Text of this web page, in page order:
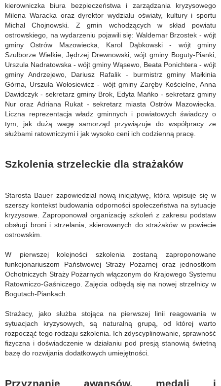
kierowniczka biura bezpieczeństwa i zarządzania kryzysowego
Milena Waracka oraz dyrektor wydziału oświaty, kultury i sportu
Michał Chojnowski. Z gmin wchodzących w skład powiatu
ostrowskiego, na wydarzeniu pojawili się: Waldemar Brzostek - wójt
gminy Ostrów Mazowiecka, Karol Dąbkowski - wójt gminy
Szulborze Wielkie, Jędrzej Drewnowski, wójt gminy Boguty-Pianki,
Urszula Nadratowska - wójt gminy Wąsewo, Beata Ponichtera - wójt
gminy Andrzejewo, Dariusz Rafalik - burmistrz gminy Małkinia
Górna, Urszula Wołosiewicz - wójt gminy Zaręby Kościelne, Anna
Dawidczyk - sekretarz gminy Brok, Edyta Mańko - sekretarz gminy
Nur oraz Adriana Rukat - sekretarz miasta Ostrów Mazowiecka.
Liczna reprezentacja władz gminnych i powiatowych świadczy o
tym, jak dużą wagę samorząd przywiązuje do współpracy ze
służbami ratowniczymi i jak wysoko ceni ich codzienną pracę.
Szkolenia strzeleckie dla strażaków
Starosta Bauer zapowiedział nową inicjatywę, która wpisuje się w
szerszy kontekst budowania odporności społeczeństwa na sytuacje
kryzysowe. Zaproponował organizację szkoleń z zakresu podstaw
obsługi broni i strzelania, skierowanych do strażaków w powiecie
ostrowskim.
W pierwszej kolejności szkolenia zostaną zaproponowane
funkcjonariuszom Państwowej Straży Pożarnej oraz jednostkom
Ochotniczych Straży Pożarnych włączonym do Krajowego Systemu
Ratowniczo-Gaśniczego. Zajęcia odbędą się na nowej strzelnicy w
Bogutach-Piankach.
Strażacy, jako służba stojąca na pierwszej linii reagowania w
sytuacjach kryzysowych, są naturalną grupą, od której warto
rozpocząć tego rodzaju szkolenia. Ich zdyscyplinowanie, sprawność
fizyczna i doświadczenie w działaniu pod presją stanowią świetną
bazę do rozwijania dodatkowych umiejętności.
Przyznanie awansów, medali i